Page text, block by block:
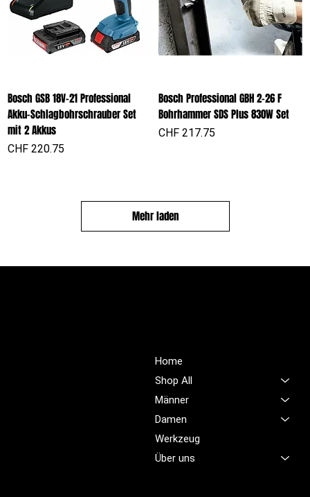
Bosch GSB 18V-21 Professional
Akku-Schlagbohrschrauber Set
mit 2 Akkus
Preis
CHF 220.75
Bosch Professional GBH 2-26 F
Bohrhammer SDS Plus 830W Set
Preis
CHF 217.75
Mehr laden
Home
Shop All
Männer
Damen
Werkzeug
Über uns